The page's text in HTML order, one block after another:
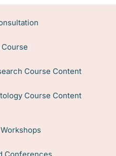
Course Content
Course Content
Conferences